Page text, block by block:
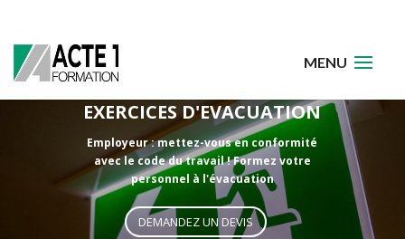
EXERCICES D'EVACUATION
Employeur : mettez-vous en conformité
avec le code du travail ! Formez votre
personnel à l'évacuation
DEMANDEZ UN DEVIS